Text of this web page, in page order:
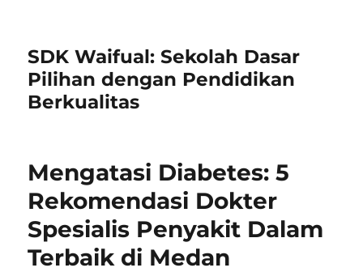
SDK Waifual: Sekolah Dasar
Pilihan dengan Pendidikan
Berkualitas
Mengatasi Diabetes: 5
Rekomendasi Dokter
Spesialis Penyakit Dalam
Terbaik di Medan